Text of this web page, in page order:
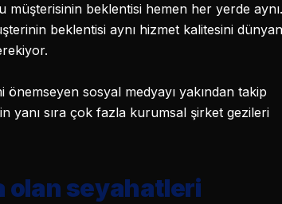
müşterisinin beklentisi hemen her yerde
beklentisi aynı hizmet kalitesini
sosyal medyayı yakından takip
yanı sıra çok fazla kurumsal şirket gezileri
olan seyahatleri